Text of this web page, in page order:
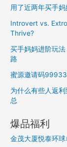
用了近两年买手
Introvert vs.
Thrive?
买手妈妈进阶玩
路
蜜源邀请码
为什么有些人返
总
爆品福利
金茂大厦悦泰环